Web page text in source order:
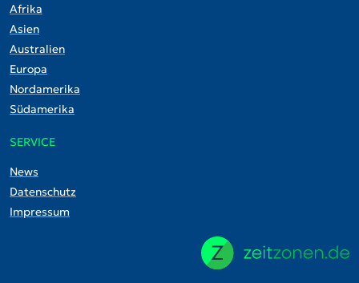
Afrika
Asien
Australien
Europa
Nordamerika
Südamerika
SERVICE
News
Datenschutz
Impressum